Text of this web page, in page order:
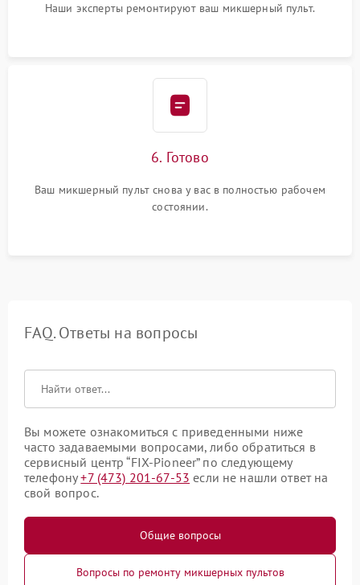
Наши эксперты ремонтируют ваш микшерный пульт.
6. Готово
Ваш микшерный пульт снова у вас в полностью рабочем
состоянии.
FAQ. Ответы на вопросы
Вы можете ознакомиться с приведенными ниже
часто задаваемыми вопросами, либо обратиться в
сервисный центр “FIX-Pioneer” по следующему
телефону+7 (473) 201-67-53 если не нашли ответ на
свой вопрос.
Общие вопросы
Вопросы по ремонту микшерных пультов